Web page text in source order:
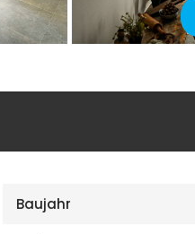
Baujahr